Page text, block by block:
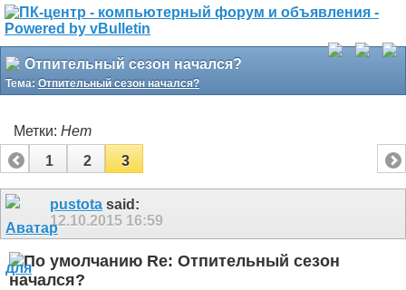
Отпительный сезон начался?
Тема: Отпительный сезон начался?
Метки: Нет
1
2 3
pustota said:
12.10.2015 16:59
Re: Отпительный сезон
начался?